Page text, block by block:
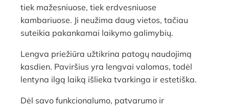
tiek mažesniuose, tiek erdvesniuose
kambariuose. Ji neužima daug vietos, tačiau
suteikia pakankamai laikymo galimybių.
Lengva priežiūra užtikrina patogų naudojimą
kasdien. Paviršius yra lengvai valomas, todėl
lentyna ilgą laiką išlieka tvarkinga ir estetiška.
Dėl savo funkcionalumo, patvarumo ir